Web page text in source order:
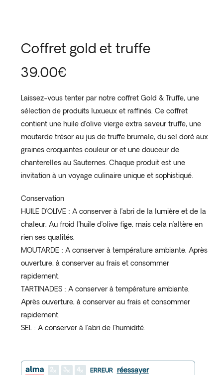
Coffret gold et truffe
39.00€
Laissez-vous tenter par notre coffret Gold & Truffe, une
sélection de produits luxueux et raffinés. Ce coffret
contient une huile d’olive vierge extra saveur truffe, une
moutarde trésor au jus de truffe brumale, du sel doré aux
graines croquantes couleur or et une douceur de
chanterelles au Sauternes. Chaque produit est une
invitation à un voyage culinaire unique et sophistiqué.
Conservation
HUILE D’OLIVE : A conserver à l’abri de la lumière et de la
chaleur. Au froid l’huile d’olive fige, mais cela n’altère en
rien ses qualités.
MOUTARDE : A conserver à température ambiante. Après
ouverture, à conserver au frais et consommer
rapidement.
TARTINADES : A conserver à température ambiante.
Après ouverture, à conserver au frais et consommer
rapidement.
SEL : A conserver à l’abri de l’humidité.
2 3 4 ERREUR réessayer